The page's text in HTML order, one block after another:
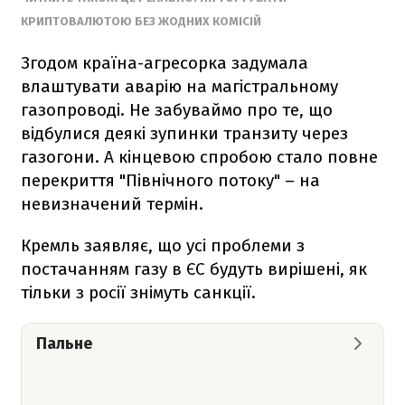
КРИПТОВАЛЮТОЮ БЕЗ ЖОДНИХ КОМІСІЙ
Згодом країна-агресорка задумала
влаштувати аварію на магістральному
газопроводі. Не забуваймо про те, що
відбулися деякі зупинки транзиту через
газогони. А кінцевою спробою стало повне
перекриття "Північного потоку" – на
невизначений термін.
Кремль заявляє, що усі проблеми з
постачанням газу в ЄС будуть вирішені, як
тільки з росії знімуть санкції.
Пальне